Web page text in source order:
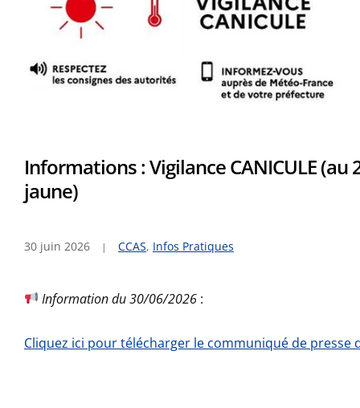
Informations : Vigilance CANICULE (au
jaune)
30 juin 2026 CCAS, Infos Pratiques
Information du 30/06/2026 :
Cliquez ici pour télécharger le communiqué de presse